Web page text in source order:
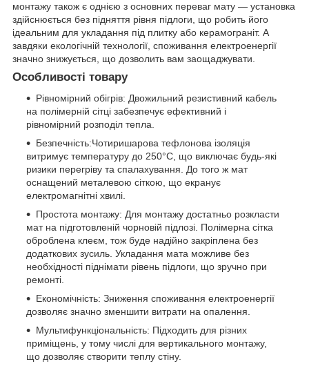
монтажу також є однією з основних переваг мату — установка
здійснюється без підняття рівня підлоги, що робить його
ідеальним для укладання під плитку або керамограніт. А
завдяки екологічній технології, споживання електроенергії
значно знижується, що дозволить вам заощаджувати.
Особливості товару
Рівномірний обігрів: Двожильний резистивний кабель
на полімерній сітці забезпечує ефективний і
рівномірний розподіл тепла.
Безпечність:Чотиришарова тефлонова ізоляція
витримує температуру до 250°C, що виключає будь-які
ризики перегріву та спалахування. До того ж мат
оснащений металевою сіткою, що екранує
електромагнітні хвилі.
Простота монтажу: Для монтажу достатньо розкласти
мат на підготовленій чорновій підлозі. Полімерна сітка
оброблена клеєм, тож буде надійно закріплена без
додаткових зусиль. Укладання мата можливе без
необхідності піднімати рівень підлоги, що зручно при
ремонті.
Економічність: Зниження споживання електроенергії
дозволяє значно зменшити витрати на опалення.
Мультифункціональність: Підходить для різних
приміщень, у тому числі для вертикального монтажу,
що дозволяє створити теплу стіну.